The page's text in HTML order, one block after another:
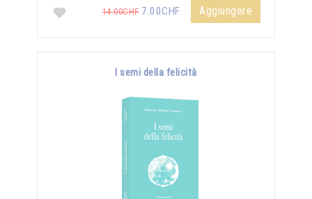
14.00CHF7.00CHF Aggiungere
I semi della felicità